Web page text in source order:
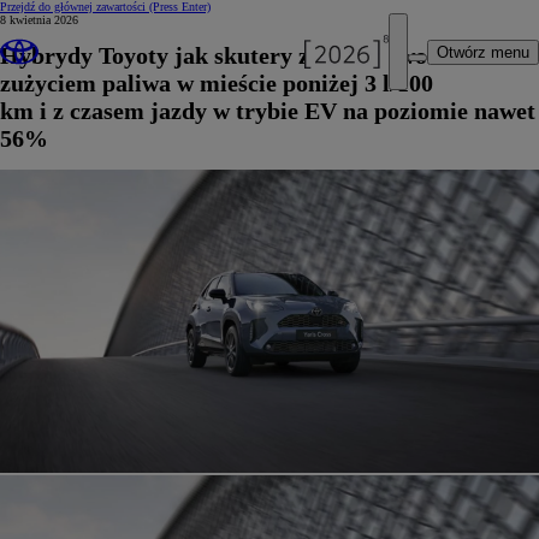
Przejdź do głównej zawartości (Press Enter)
Otwórz menu
8 kwietnia 2026
Hybrydy Toyoty jak skutery z rekordowo niskim
zużyciem paliwa w mieście poniżej 3 l/100
km i z czasem jazdy w trybie EV na poziomie nawet
56%